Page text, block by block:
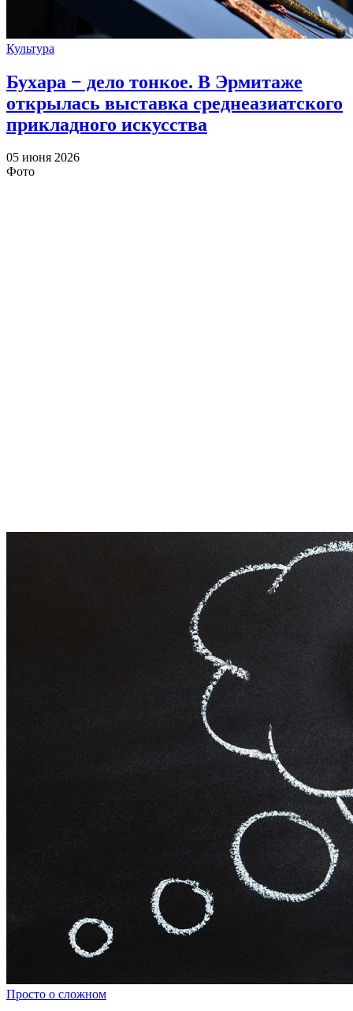
Культура
Бухара − дело тонкое. В Эрмитаже
открылась выставка среднеазиатского
прикладного искусства
05 июня 2026
Фото
Просто о сложном